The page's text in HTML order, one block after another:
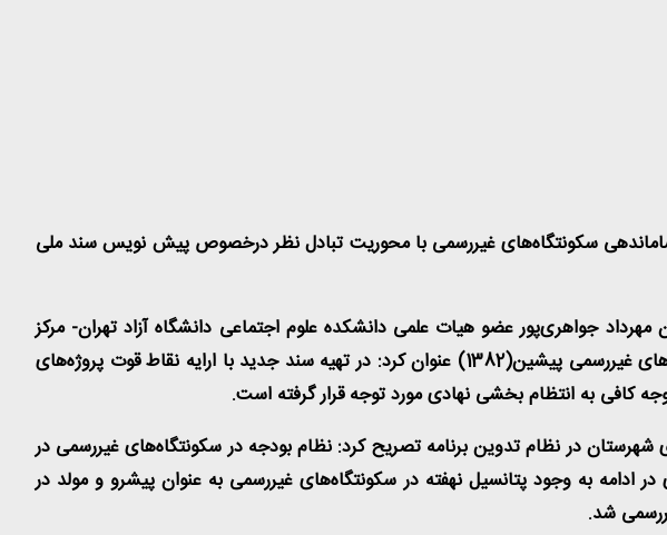
سکونتگاه‌های غیررسمی با محوریت تبادل نظر درخصوص پیش نویس سند ملی
جواهری‌پور عضو هیات علمی دانشکده علوم اجتماعی دانشگاه آزاد تهران- مرکز
ضمن تاکید بر حفظ مفاهیم کلیدی و مقوله کاهش فقر شهری در سند ملی توانمندسازی و ساماندهی سکونتگاه‌های غیررسمی پیشین(1382) عنوان کرد: در تهیه سند جدید با ارایه نقاط قوت پروژه‌های
کافی به انتظام بخشی نهادی مورد توجه قرار گرفته است.
در نظام تدوین برنامه تصریح کرد: نظام بودجه در سکونتگاه‌های غیررسمی در
ادامه به وجود پتانسیل نهفته در سکونتگاه‌های غیررسمی به عنوان پیشرو و مولد در
شد.